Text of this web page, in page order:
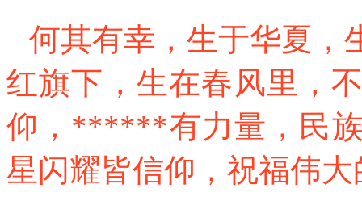
何其有幸，生于华夏，
红旗下，生在春风里，
仰，******有力量，民
星闪耀皆信仰，祝福伟